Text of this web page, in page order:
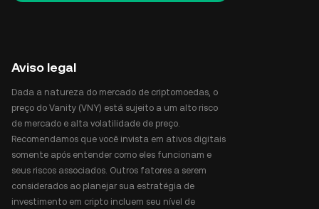
Aviso legal
Dada a natureza do mercado de criptomoedas, o
preço do Vanity (VNY) está sujeito a um alto risco
de mercado e alta volatilidade de preço.
Recomendamos que você invista em ativos digitais
somente após entender como eles funcionam e
seus riscos associados. Outros fatores a serem
considerados ao planejar sua estratégia de
investimento em cripto incluem seu nível de